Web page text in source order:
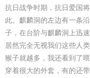
抗日战争时期，抗日爱国
此。麒麟洞的左边有一条
子，在台阶与麒麟洞上迅
居然完全无视我们这些人
猴子就越多，我还看到了
穿着很大的外套，有的还